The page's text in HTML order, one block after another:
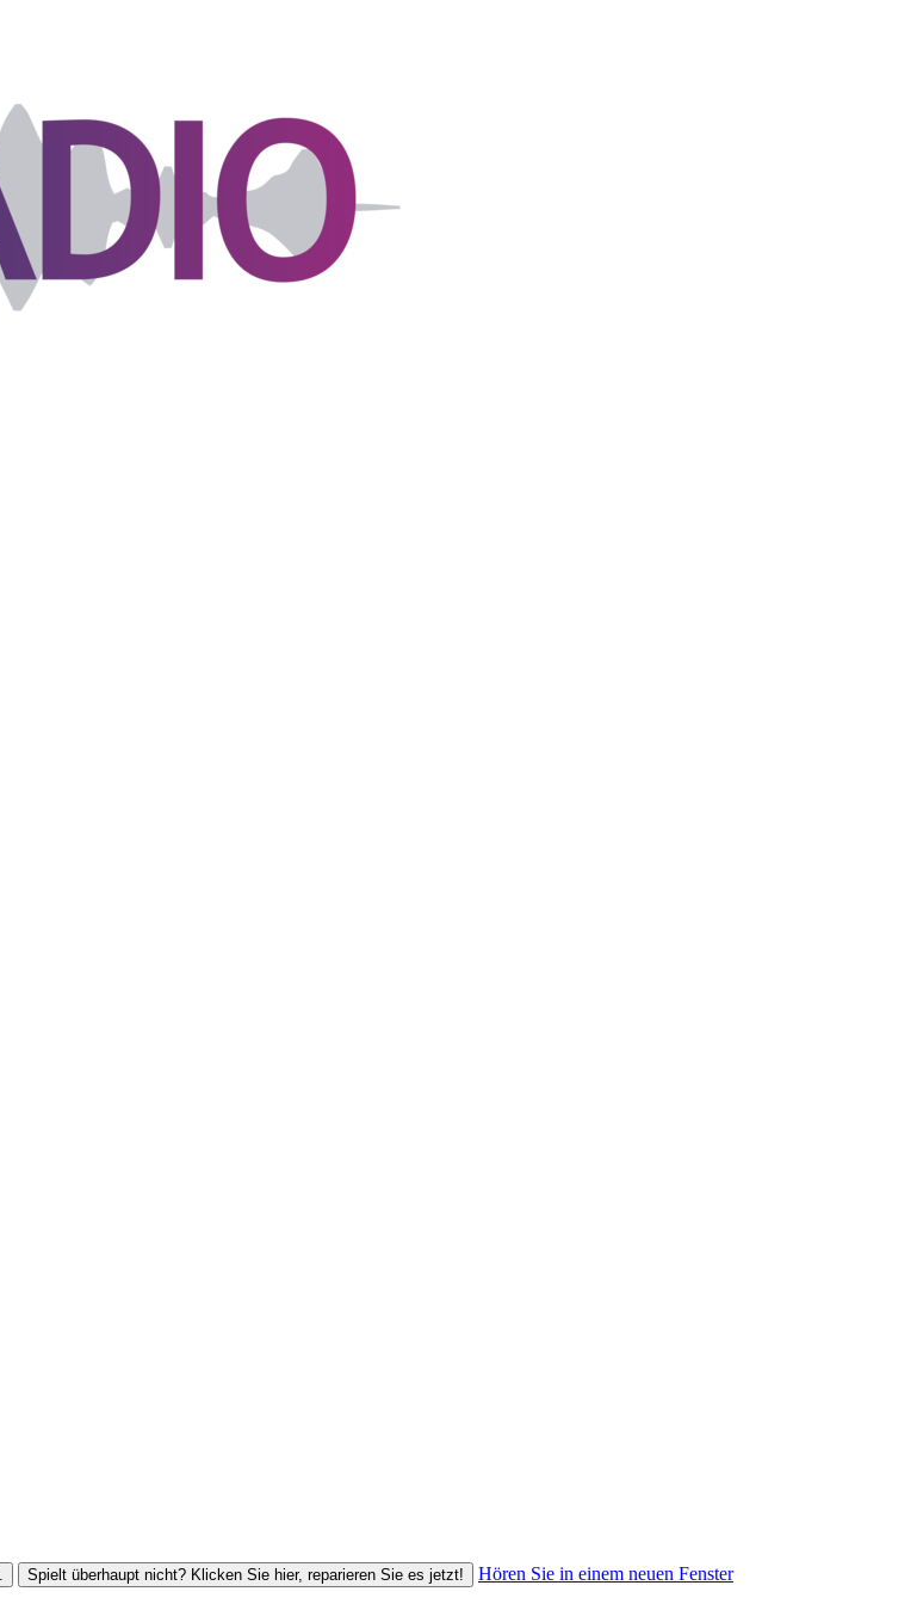
Spielt überhaupt nicht? Klicken Sie hier, reparieren Sie es jetzt! Hören Sie in einem neuen Fenster